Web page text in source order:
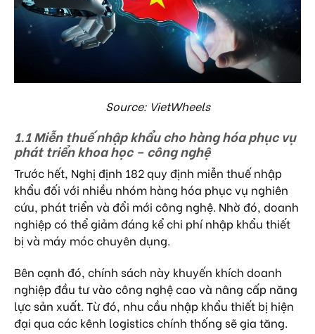
Source: VietWheels
1.1 Miễn thuế nhập khẩu cho hàng hóa phục vụ
phát triển khoa học – công nghệ
Trước hết, Nghị định 182 quy định miễn thuế nhập
khẩu đối với nhiều nhóm hàng hóa phục vụ nghiên
cứu, phát triển và đổi mới công nghệ. Nhờ đó, doanh
nghiệp có thể giảm đáng kể chi phí nhập khẩu thiết
bị và máy móc chuyên dụng.
Bên cạnh đó, chính sách này khuyến khích doanh
nghiệp đầu tư vào công nghệ cao và nâng cấp năng
lực sản xuất. Từ đó, nhu cầu nhập khẩu thiết bị hiện
đại qua các kênh logistics chính thống sẽ gia tăng.